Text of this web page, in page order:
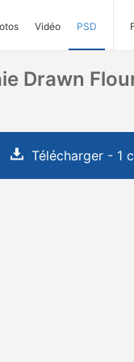
Vidéo PSD
Drawn
Télécharger - 1